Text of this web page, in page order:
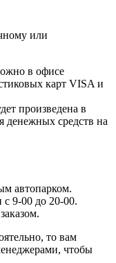
или
в офисе
карт VISA и
произведена в
денежных средств на
автопарком.
с 9-00 до 20-00.
то вам
чтобы